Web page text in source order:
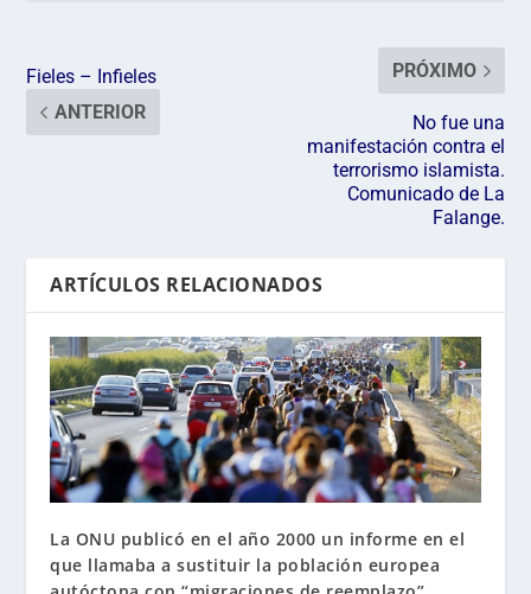
Fieles – Infieles
ANTERIOR
PRÓXIMO
No fue una
manifestación contra el
terrorismo islamista.
Comunicado de La
Falange.
ARTÍCULOS RELACIONADOS
La ONU publicó en el año 2000 un informe en el
que llamaba a sustituir la población europea